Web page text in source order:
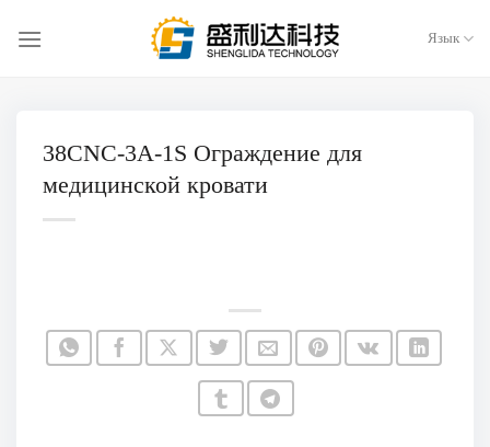
Язык
38CNC-3A-1S Ограждение для
медицинской кровати